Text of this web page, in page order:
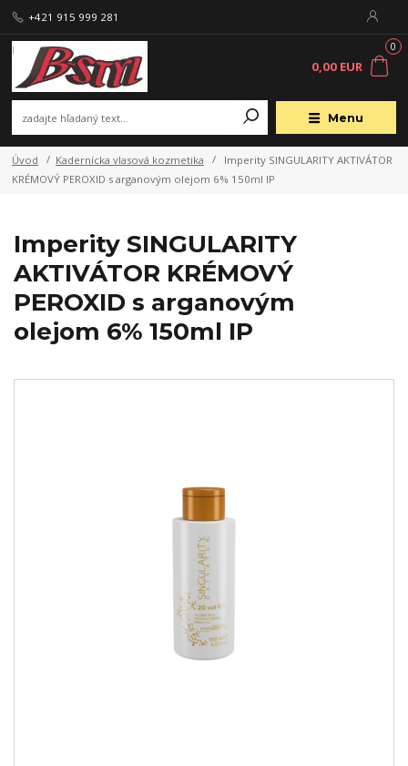
Menu
+421 915 999 281
0
0,00 EUR
Úvod Kadernícka vlasová kozmetika
Imperity SINGULARITY AKTIVÁTOR
KRÉMOVÝ PEROXID s arganovým olejom 6% 150ml IP
Imperity SINGULARITY
AKTIVÁTOR KRÉMOVÝ
PEROXID s arganovým
olejom 6% 150ml IP